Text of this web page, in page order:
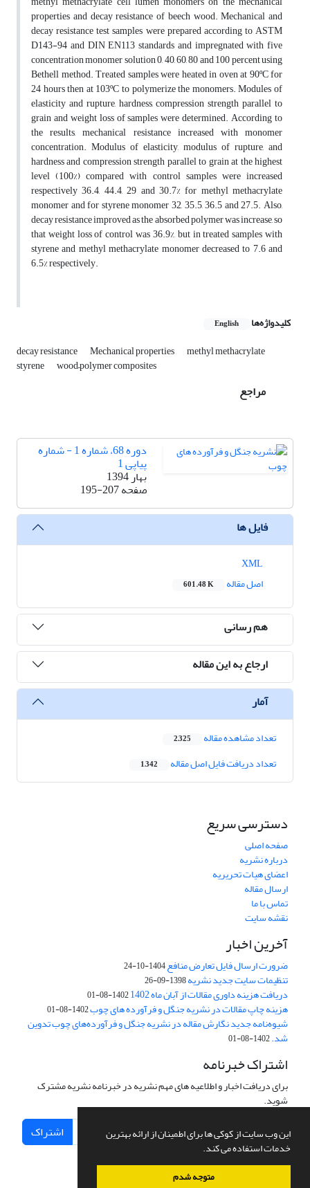
این وب سایت از کوکی ها برای اطمینان از ارائه بهترین
خدمات استفاده می کند.
متوجه شدم
properties and decay resistance of beech wood. Mechanical and
decay resistance test samples were prepared according to ASTM
D143-94 and DIN EN113 standards and impregnated with five
concentration monomer solution 0, 40, 60, 80 and 100 percent using
Bethell method. Treated samples were heated in oven at 90ºC for
24 hours then at 103ºC to polymerize the monomers. Modules of
elasticity and rupture, hardness, compression strength parallel to
grain and weight loss of samples were determined. According to
the results, mechanical resistance increased with monomer
concentration. Modulus of elasticity, modulus of rupture, and
hardness and compression strength parallel to grain at the highest
level (100%) compared with control samples were increased
respectively 36.4, 44.4, 29 and 30.7% for methyl methacrylate
monomer and for styrene monomer 32, 35.5, 36.5 and 27.5. Also,
decay resistance improved as the absorbed polymer was increase, so
that weight loss of control was 36.9%, but in treated samples with
styrene and methyl methacrylate monomer decreased to 7.6 and
6.5% respectively.
کلیدواژه‌ها English
decay resistance Mechanical properties methyl methacrylate
styrene wood–polymer composites
مراجع
دوره 68، شماره 1 - شماره
پیاپی 1
بهار 1394
صفحه195-207
فایل ها
اصل مقاله
601.48 K
هم رسانی
ارجاع به این مقاله
آمار
تعداد مشاهده مقاله 2,325
تعداد دریافت فایل اصل مقاله 1,342
دسترسی سریع
صفحه اصلی
درباره نشریه
اعضای هیات تحریریه
ارسال مقاله
تماس با ما
نقشه سایت
آخرین اخبار
ضرورت ارسال فایل تعارض منافع1404-10-24
تنظیمات سایت جدید نشریه1398-09-26
دریافت هزینه داوری مقالات از آبان ماه 1402 1402-08-01
هزینه چاپ مقالات در نشریه جنگل و فرآورده های چوب1402-08-01
شیوه‌نامه جدید نگارش مقاله در نشریه جنگل و فرآورده‌های چوب تدوین
شد.1402-08-01
اشتراک خبرنامه
برای دریافت اخبار و اطلاعیه های مهم نشریه در خبرنامه نشریه مشترک
شوید.
اشتراک